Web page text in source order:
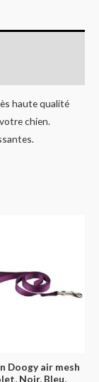
haute qualité
chien.
Doogy air mesh
Noir, Bleu,